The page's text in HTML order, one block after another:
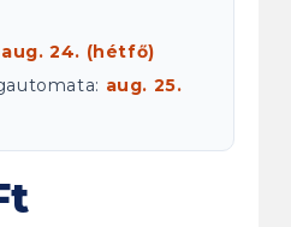
aug. 24. (hétfő)
aug. 25.